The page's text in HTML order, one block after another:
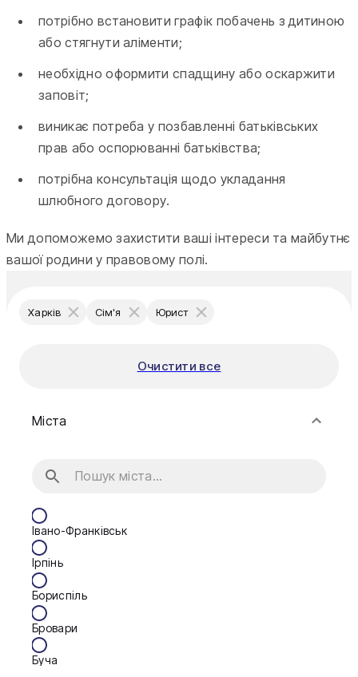
потрібно встановити графік побачень з дитиною
або стягнути аліменти;
необхідно оформити спадщину або оскаржити
заповіт;
виникає потреба у позбавленні батьківських
прав або оспорюванні батьківства;
потрібна консультація щодо укладання
шлюбного договору.
Ми допоможемо захистити ваші інтереси та майбутнє
вашої родини у правовому полі.
Харків Сім'я Юрист
Очистити все
Міста
Івано-Франківськ
Ірпінь
Бориспіль
Бровари
Буча